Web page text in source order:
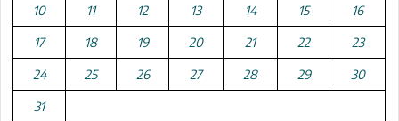
10 11 12 13 14 15 16
17 18 19 20 21 22 23
24 25 26 27 28 29 30
31